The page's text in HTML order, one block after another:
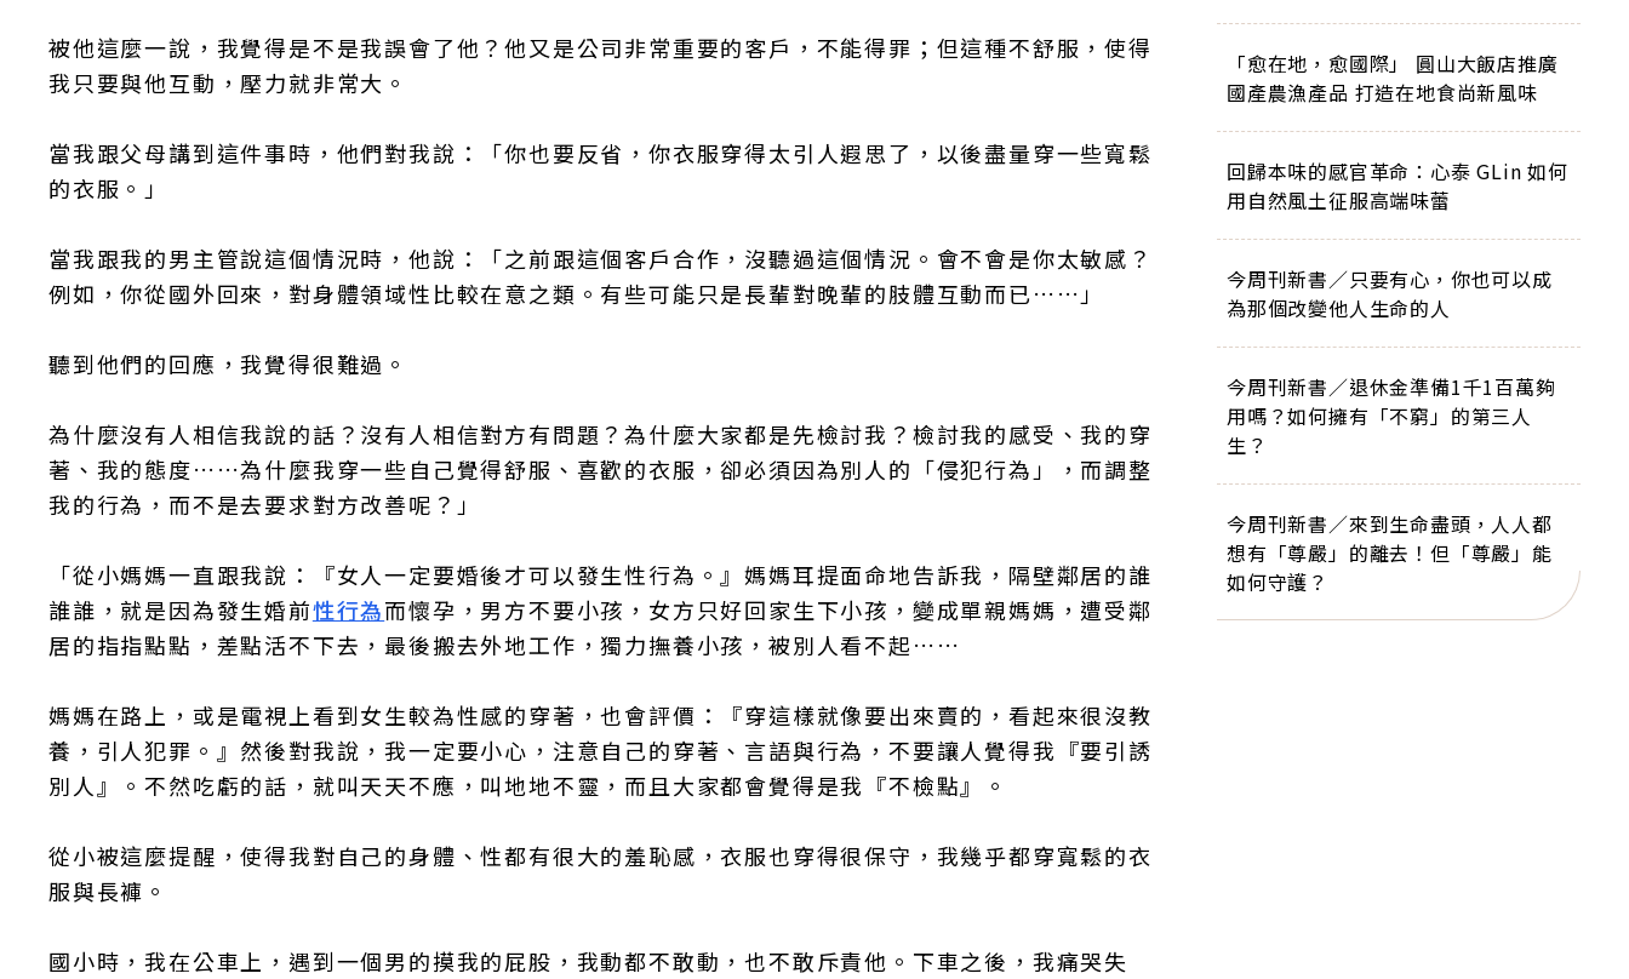
被他這麼一說，我覺得是不是我誤會了他？他又是公司非常重要的客戶，不能得罪；但這種不舒服，使得
我只要與他互動，壓力就非常大。
當我跟父母講到這件事時，他們對我說：「你也要反省，你衣服穿得太引人遐思了，以後盡量穿一些寬鬆
的衣服。」
當我跟我的男主管說這個情況時，他說：「之前跟這個客戶合作，沒聽過這個情況。會不會是你太敏感？
例如，你從國外回來，對身體領域性比較在意之類。有些可能只是長輩對晚輩的肢體互動而已……」
聽到他們的回應，我覺得很難過。
為什麼沒有人相信我說的話？沒有人相信對方有問題？為什麼大家都是先檢討我？檢討我的感受、我的穿
著、我的態度……為什麼我穿一些自己覺得舒服、喜歡的衣服，卻必須因為別人的「侵犯行為」，而調整
我的行為，而不是去要求對方改善呢？」
「從小媽媽一直跟我說：『女人一定要婚後才可以發生性行為。』媽媽耳提面命地告訴我，隔壁鄰居的誰
誰誰，就是因為發生婚前性行為而懷孕，男方不要小孩，女方只好回家生下小孩，變成單親媽媽，遭受鄰
居的指指點點，差點活不下去，最後搬去外地工作，獨力撫養小孩，被別人看不起……
媽媽在路上，或是電視上看到女生較為性感的穿著，也會評價：『穿這樣就像要出來賣的，看起來很沒教
養，引人犯罪。』然後對我說，我一定要小心，注意自己的穿著、言語與行為，不要讓人覺得我『要引誘
別人』。不然吃虧的話，就叫天天不應，叫地地不靈，而且大家都會覺得是我『不檢點』。
從小被這麼提醒，使得我對自己的身體、性都有很大的羞恥感，衣服也穿得很保守，我幾乎都穿寬鬆的衣
服與長褲。
國小時，我在公車上，遇到一個男的摸我的屁股，我動都不敢動，也不敢斥責他。下車之後，我痛哭失
「愈在地，愈國際」 圓山大飯店推廣
國產農漁產品 打造在地食尚新風味
回歸本味的感官革命：心泰 GLin 如何
用自然風土征服高端味蕾
今周刊新書／只要有心，你也可以成
為那個改變他人生命的人
今周刊新書／退休金準備1千1百萬夠
用嗎？如何擁有「不窮」的第三人
生？
今周刊新書／來到生命盡頭，人人都
想有「尊嚴」的離去！但「尊嚴」能
如何守護？